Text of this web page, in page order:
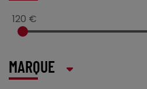
120 €
MARQUE